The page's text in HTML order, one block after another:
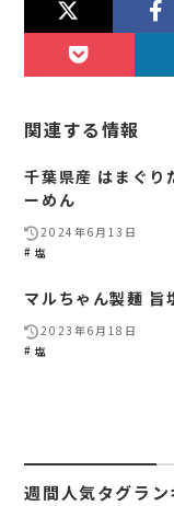
関連する情報
千葉県産 はまぐり
ーめん
2024年6月13日
塩
マルちゃん製麺 旨
2023年6月18日
塩
週間人気タグラン